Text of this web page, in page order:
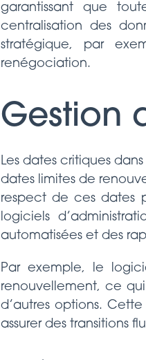
garantissant que
centralisation des
stratégique, par
renégociation.
Gestion
Les dates critiques
dates limites de
respect de ces dates
logiciels
automatisées et des
Par exemple, le
renouvellement, ce
d’autres options.
assurer des transitions